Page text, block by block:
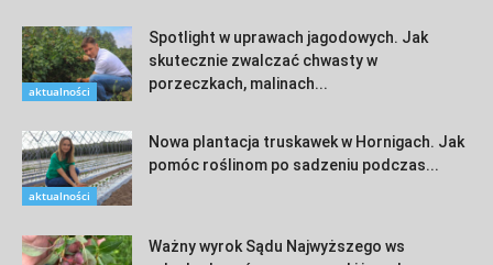
aktualności
Spotlight w uprawach jagodowych. Jak
skutecznie zwalczać chwasty w
porzeczkach, malinach...
aktualności
Nowa plantacja truskawek w Hornigach. Jak
pomóc roślinom po sadzeniu podczas...
Ważny wyrok Sądu Najwyższego ws